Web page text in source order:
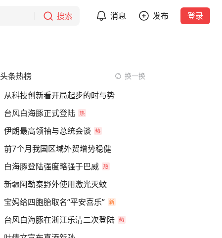
搜索 消息 发布 登录
头条热榜 换一换
从科技创新看开局起步的时与势
台风白海豚正式登陆
伊朗最高领袖与总统会谈
前7个月我国区域外贸增势稳健
白海豚登陆强度略强于巴威
新疆阿勒泰野外使用激光灭蚊
宝妈给四胞胎取名“平安喜乐”
台风白海豚在浙江乐清二次登陆